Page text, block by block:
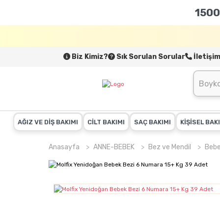
1500
Biz Kimiz? Sık Sorulan Sorular
AĞIZ VE DİŞ BAKIMI CİLT BAKIMI SAÇ BAKIMI KİŞİSEL
Anasayfa ANNE-BEBEK Bez ve Mendil